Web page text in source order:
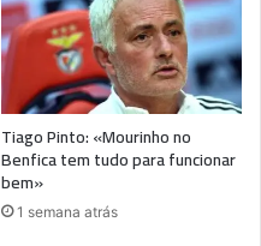
Tiago Pinto: «Mourinho no
Benfica tem tudo para funcionar
bem»
1 semana atrás